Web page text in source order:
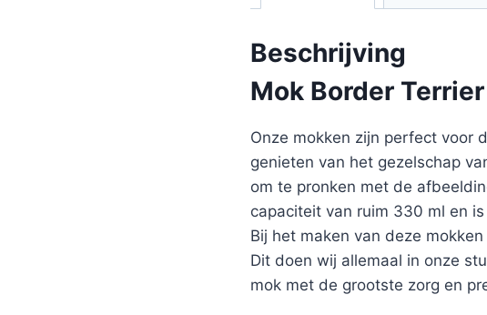
Beschrijving
Mok Border Terrier
Onze mokken zijn perfect voor
genieten van het gezelschap
om te pronken met de
capaciteit van ruim 330 ml en
Bij het maken van deze
Dit doen wij allemaal in onze
mok met de grootste zorg en